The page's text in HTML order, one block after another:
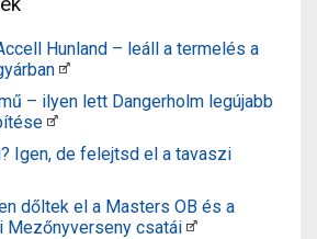
Hunland – leáll a termelés a
– ilyen lett Dangerholm legújabb
Igen, de felejtsd el a tavaszi
dőltek el a Masters OB és a
Mezőnyverseny csatái